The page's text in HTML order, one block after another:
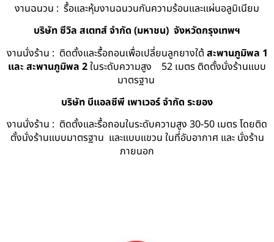
งานฉนวน : รื้อและหุ้มงานฉนวนกันความร้อนและแผ่นอลูมิเนียม
บริษัท ซีวิล สเตทส์ จำกัด (มหาชน) จังหวัดกรุงเทพฯ
งานนั่งร้าน : ติดตั้งและรื้อถอนเพื่อเปลี่ยนลูกยางใต้ สะพานภูมิพล 1
และ สะพานภูมิพล 2ในระดับความสูง 52 เมตร ติดตั้งนั่งร้านแบบ
มาตรฐาน
บริษัท บีแอลซีพี เพาเวอร์ จำกัด ระยอง
งานนั่งร้าน : ติดตั้งและรื้อถอนในระดับความสูง 30-50 เมตร โดยติด
ตั้งนั่งร้านแบบมาตรฐาน และแบบแขวน ในที่อับอากาศ และ นั่งร้าน
ภายนอก